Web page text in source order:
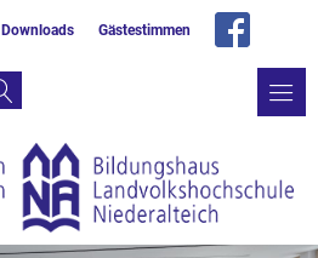
Downloads Gästestimmen